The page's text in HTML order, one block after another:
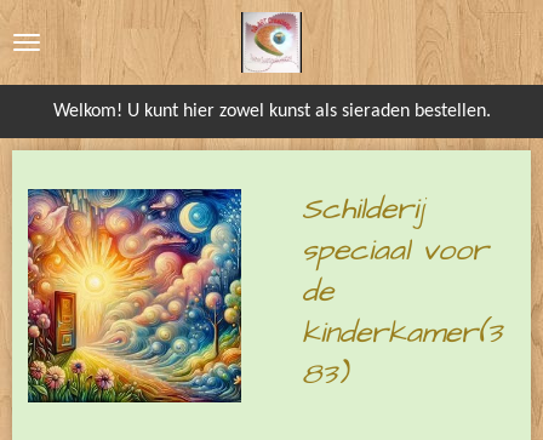
direct
Welkom! U kunt hier zowel kunst als sieraden bestellen.
Schilderij
speciaal voor
de
kinderkamer(3
83)